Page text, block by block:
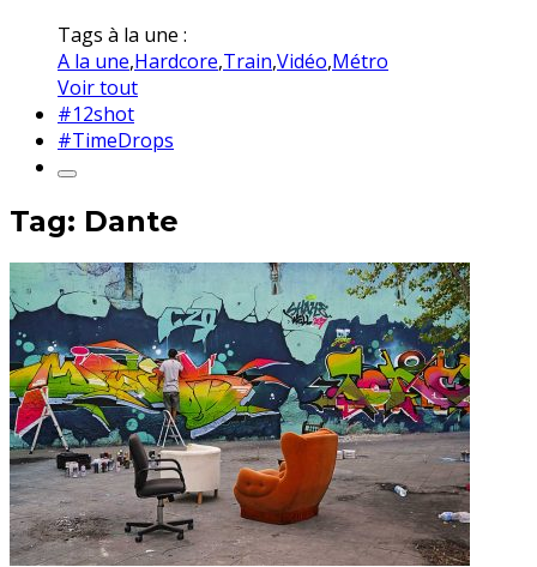
Tags à la une :
A la une,Hardcore,Train,Vidéo,Métro
Voir tout
#12shot
#TimeDrops
Tag: Dante